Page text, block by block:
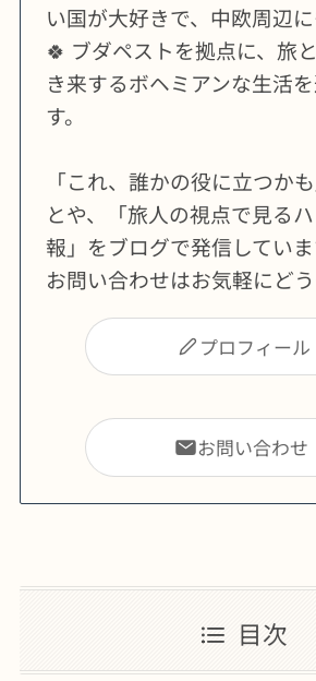
い国が大好きで、中欧周辺に
🍀 ブダペストを拠点に、旅
き来するボヘミアンな生活
す。
「これ、誰かの役に立つか
とや、「旅人の視点で見る
報」をブログで発信していま
お問い合わせはお気軽にどう
プロフィール
お問い合わせ
目次